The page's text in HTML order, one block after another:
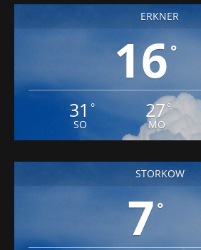
ERKNER
16 °
31 °
SO
27°
MO
STORKOW
7°